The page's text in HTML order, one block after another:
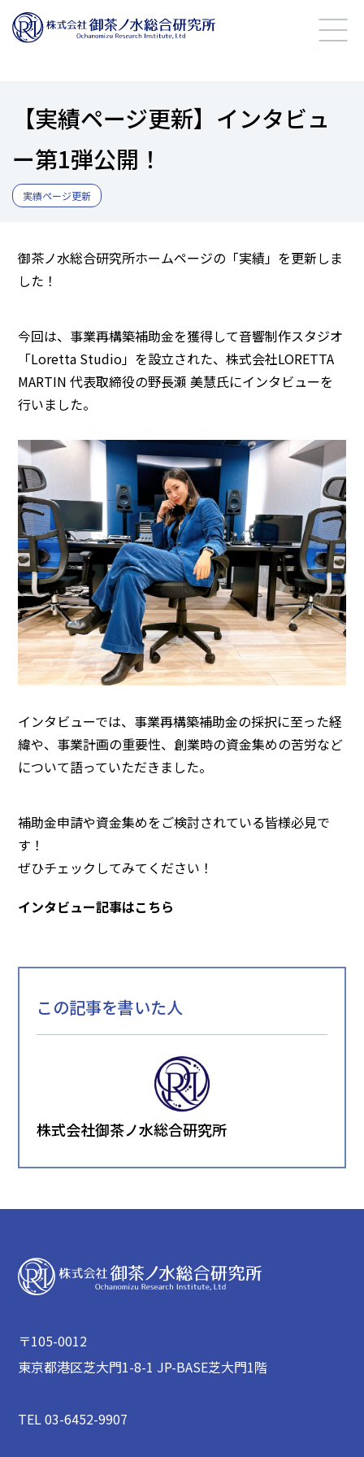
【実績ページ更新】インタビュ
ー第1弾公開！
実績ページ更新
御茶ノ水総合研究所ホームページの「実績」を更新しま
した！
今回は、事業再構築補助金を獲得して音響制作スタジオ
「Loretta Studio」を設立された、株式会社LORETTA
MARTIN 代表取締役の野長瀬 美慧氏にインタビューを
行いました。
インタビューでは、事業再構築補助金の採択に至った経
緯や、事業計画の重要性、創業時の資金集めの苦労など
について語っていただきました。
補助金申請や資金集めをご検討されている皆様必見で
す！
ぜひチェックしてみてください！
インタビュー記事はこちら
この記事を書いた人
株式会社御茶ノ水総合研究所
〒105-0012
東京都港区芝大門1-8-1 JP-BASE芝大門1階
TEL 03-6452-9907